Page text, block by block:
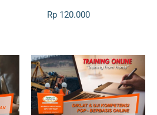
Rp 120.000